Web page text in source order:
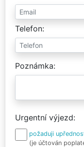
Telefon
Poznámka
Urgentní výjezd
požaduji
(je účtován